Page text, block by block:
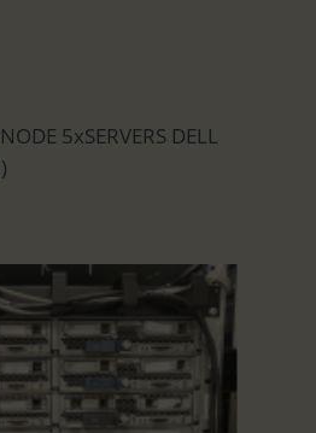
5xSERVERS DELL